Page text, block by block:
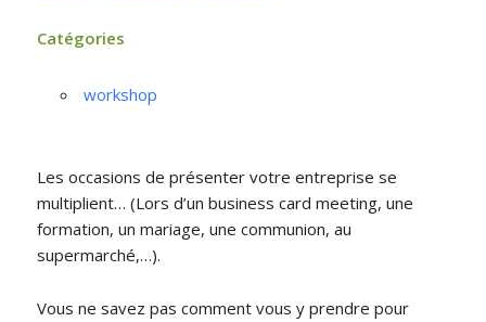
Catégories
workshop
Les occasions de présenter votre entreprise se
multiplient… (Lors d’un business card meeting, une
formation, un mariage, une communion, au
supermarché,…).
Vous ne savez pas comment vous y prendre pour